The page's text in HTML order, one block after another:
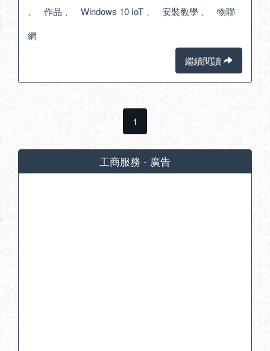
、 作品 、 Windows 10 IoT 、 安裝教學 、 物聯
網
繼續閱讀
1
工商服務 - 廣告